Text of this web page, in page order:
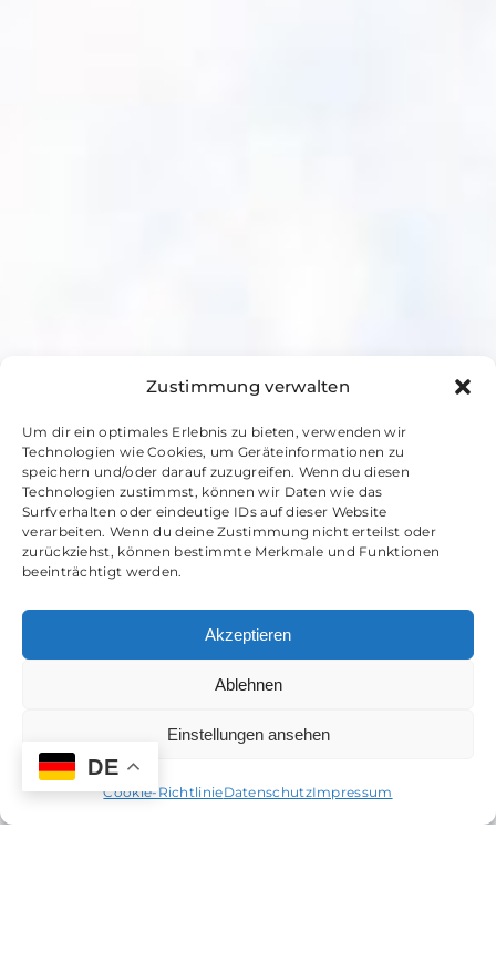
Zustimmung verwalten
Um dir ein optimales Erlebnis zu bieten, verwenden wir
Technologien wie Cookies, um Geräteinformationen zu
speichern und/oder darauf zuzugreifen. Wenn du diesen
Technologien zustimmst, können wir Daten wie das
Surfverhalten oder eindeutige IDs auf dieser Website
verarbeiten. Wenn du deine Zustimmung nicht erteilst oder
zurückziehst, können bestimmte Merkmale und Funktionen
beeinträchtigt werden.
Akzeptieren
Ablehnen
Einstellungen ansehen
Cookie-RichtlinieDatenschutzImpressum
DE